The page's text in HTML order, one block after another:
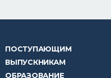
ПОСТУПАЮЩИМ
ВЫПУСКНИКАМ
ОБРАЗОВАНИЕ